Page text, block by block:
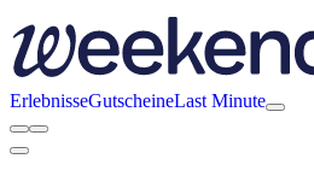
ErlebnisseGutscheineLast Minute